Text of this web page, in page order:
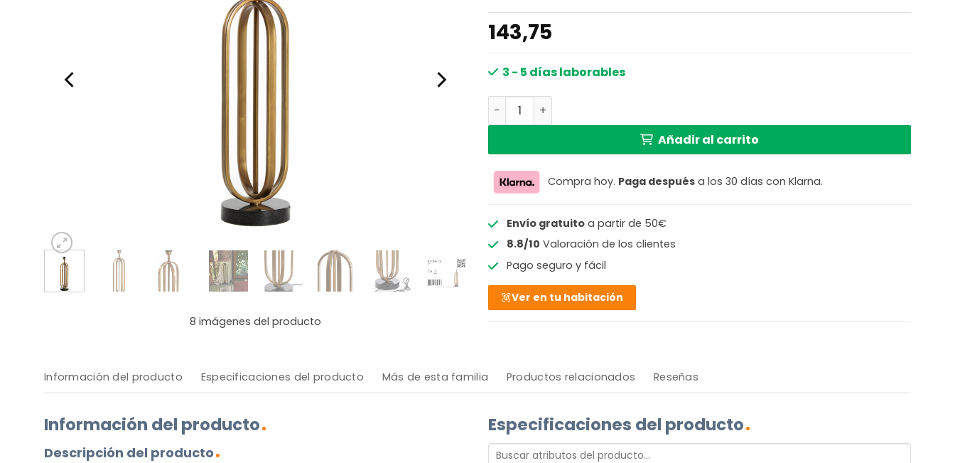
8 imágenes del producto
143,75
3 - 5 días laborables
Base de lámpara dorada estructura metálica Light & Living Aster cantidad
Añadir al carrito
Compra hoy. Paga después a los 30 días con Klarna.
Envío gratuitoa partir de 50€
8.8/10 Valoración de los clientes
Pago seguro y fácil
Ver en tu habitación
Información del producto Especificaciones del producto Más de esta familia Productos relacionados Reseñas
Información del producto
Descripción del producto
Especificaciones del producto